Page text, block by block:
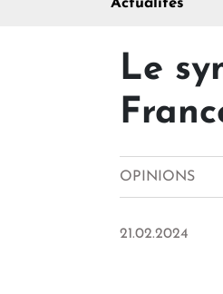
Actualités
Le
OPINIONS
21.02.2024